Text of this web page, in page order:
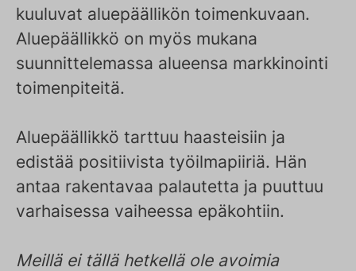
kuuluvat aluepäällikön toimenkuvaan.
Aluepäällikkö on myös mukana
suunnittelemassa alueensa markkinointi
toimenpiteitä.
Aluepäällikkö tarttuu haasteisiin ja
edistää positiivista työilmapiiriä. Hän
antaa rakentavaa palautetta ja puuttuu
varhaisessa vaiheessa epäkohtiin.
Meillä ei tällä hetkellä ole avoimia